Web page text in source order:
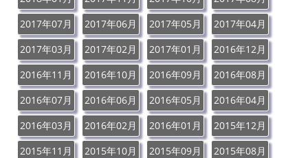
2017年07月
2017年06月 2017年05月
2017年04月
2017年03月
2017年02月 2017年01月
2016年12月
2016年11月
2016年10月 2016年09月
2016年08月
2016年07月
2016年06月 2016年05月
2016年04月
2016年03月
2016年02月 2016年01月
2015年12月
2015年11月
2015年10月 2015年09月
2015年08月